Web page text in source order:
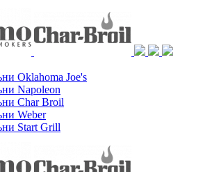
Oklahoma Joe's
Napoleon
Char Broil
Weber
Start Grill